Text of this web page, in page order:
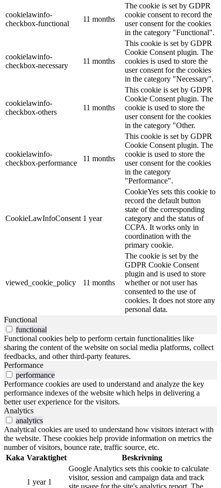
cookielawinfo-
checkbox-functional
11 months
The cookie is set by GDPR
cookie consent to record the
user consent for the cookies
in the category "Functional".
cookielawinfo-
checkbox-necessary
11 months
This cookie is set by GDPR
Cookie Consent plugin. The
cookies is used to store the
user consent for the cookies
in the category "Necessary".
cookielawinfo-
checkbox-others
11 months
This cookie is set by GDPR
Cookie Consent plugin. The
cookie is used to store the
user consent for the cookies
in the category "Other.
cookielawinfo-
checkbox-performance
11 months
This cookie is set by GDPR
Cookie Consent plugin. The
cookie is used to store the
user consent for the cookies
in the category
"Performance".
CookieLawInfoConsent 1 year
CookieYes sets this cookie to
record the default button
state of the corresponding
category and the status of
CCPA. It works only in
coordination with the
primary cookie.
viewed_cookie_policy 11 months
The cookie is set by the
GDPR Cookie Consent
plugin and is used to store
whether or not user has
consented to the use of
cookies. It does not store any
personal data.
Functional
functional
Functional cookies help to perform certain functionalities like
sharing the content of the website on social media platforms, collect
feedbacks, and other third-party features.
Performance
performance
Performance cookies are used to understand and analyze the key
performance indexes of the website which helps in delivering a
better user experience for the visitors.
Analytics
analytics
Analytical cookies are used to understand how visitors interact with
the website. These cookies help provide information on metrics the
number of visitors, bounce rate, traffic source, etc.
Kaka Varaktighet Beskrivning
1 year 1
Google Analytics sets this cookie to calculate
visitor, session and campaign data and track
site usage for the site's analytics report. The